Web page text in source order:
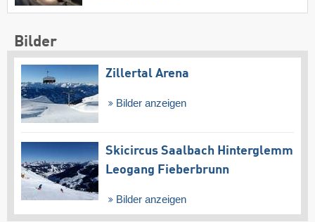
Bilder
Zillertal Arena
Bilder anzeigen
Skicircus Saalbach Hinterglemm
Leogang Fieberbrunn
Bilder anzeigen